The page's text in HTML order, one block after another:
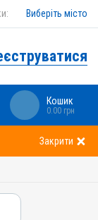
Виберіть місто
Кошик
0.00 грн
Закрити